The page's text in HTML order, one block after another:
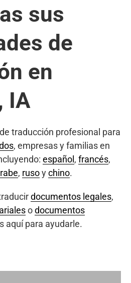
sus
de
en
IA
traducción profesional para
, empresas y familias en
español , francés,
, rusoychino.
documentos legales,
odocumentos
aquí para ayudarle.